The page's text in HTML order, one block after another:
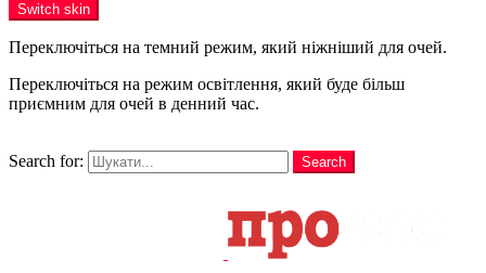
Switch skin
Переключіться на темний режим, який ніжніший для очей.
Переключіться на режим освітлення, який буде більш
приємним для очей в денний час.
Search for:
Search